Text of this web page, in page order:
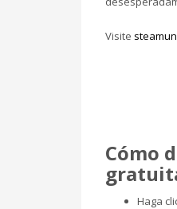
Visite
Cómo
Haga